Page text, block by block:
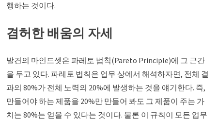
행하는 것이다.
겸허한 배움의 자세
발견의 마인드셋은 파레토 법칙(Pareto Principle)에 그 근간
을 두고 있다. 파레토 법칙은 업무 상에서 해석하자면, 전체 결
과의 80%가 전체 노력의 20%에 발생하는 것을 얘기한다. 즉,
만들어야 하는 제품을 20%만 만들어 봐도 그 제품이 주는 가
치는 80%는 얻을 수 있다는 것이다. 물론 이 규칙이 모든 업무